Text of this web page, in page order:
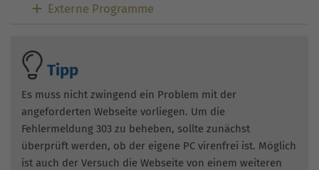
Externe Programme
Tipp
Es muss nicht zwingend ein Problem mit der
angeforderten Webseite vorliegen. Um die
Fehlermeldung 303 zu beheben, sollte zunächst
überprüft werden, ob der eigene PC virenfrei ist. Möglich
ist auch der Versuch die Webseite von einem weiteren